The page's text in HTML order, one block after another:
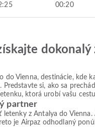
00:20
dokonalý
do Vienna, destinácie,
Predstavte si, ako sa
ktorá urobí vašu
partner
letenky z Antalya do
je Airpaz odhodlaný